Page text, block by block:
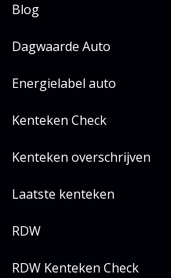
Blog
Dagwaarde Auto
Energielabel auto
Kenteken Check
Kenteken overschrijven
Laatste kenteken
RDW
RDW Kenteken Check